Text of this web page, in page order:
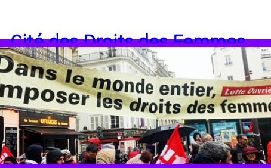
Cité des Droits des Femmes